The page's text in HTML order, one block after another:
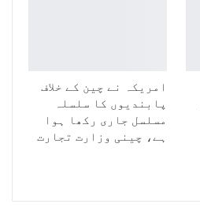
امریکہ نے چین کے خلاف
پابندیوں کا سلسلہ
مسلسل جاری رکھا ہوا
ہے، چینی وزارت تجارت